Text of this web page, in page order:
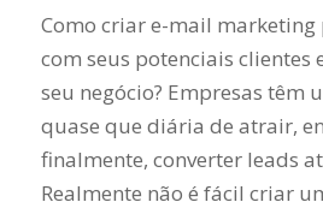
Como criar e-mail marketing
com seus potenciais clientes
seu negócio? Empresas têm
quase que diária de atrair,
finalmente, converter leads
Realmente não é fácil criar